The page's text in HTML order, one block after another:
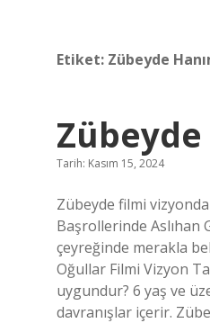
Etiket: Zübeyde
Zübeyde
Tarih: Kasım 15, 2024
Zübeyde filmi
Başrollerinde Aslıhan
çeyreğinde merakla
Oğullar Filmi Vizyon
uygundur? 6 yaş ve
davranışlar içerir.